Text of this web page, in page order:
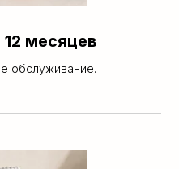
месяцев
обслуживание.